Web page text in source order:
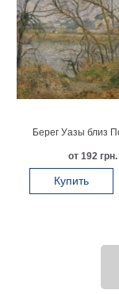
Берег Уазы близ
от 192 грн.
Купить